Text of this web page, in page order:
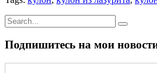
Подпишитесь на мои